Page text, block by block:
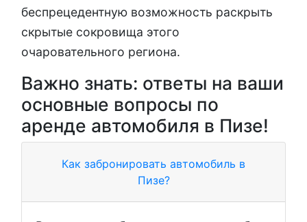
беспрецедентную возможность раскрыть
скрытые сокровища этого
очаровательного региона.
Важно знать: ответы на ваши
основные вопросы по
аренде автомобиля в Пизе!
Как забронировать автомобиль в
Пизе?